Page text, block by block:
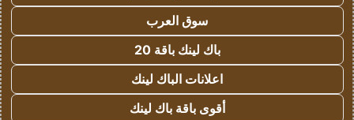
سوق العرب
باك لينك باقة 20
اعلانات الباك لينك
أقوى باقة باك لينك